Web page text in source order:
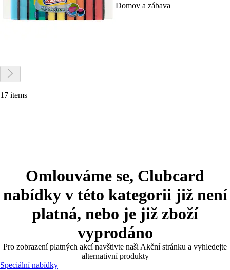
Domov a zábava
17 items
Omlouváme se, Clubcard
nabídky v této kategorii již není
platná, nebo je již zboží
vyprodáno
Pro zobrazení platných akcí navštivte naši Akční stránku a vyhledejte
alternativní produkty
Speciální nabídky